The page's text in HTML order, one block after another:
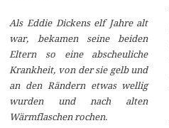
Als Eddie Dickens elf Jahre alt
war, bekamen seine beiden
Eltern so eine abscheuliche
Krankheit, von der sie gelb und
an den Rändern etwas wellig
wurden und nach alten
Wärmflaschen rochen.